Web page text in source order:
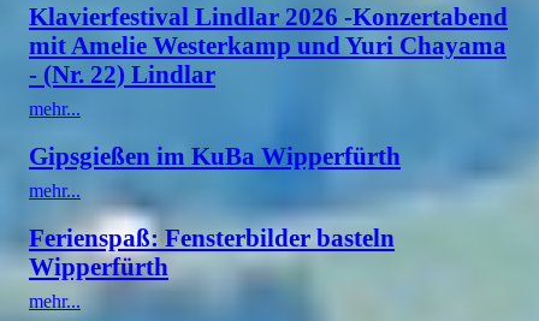
Klavierfestival Lindlar 2026 -Konzertabend
mit Amelie Westerkamp und Yuri Chayama
- (Nr. 22) Lindlar
mehr...
Gipsgießen im KuBa Wipperfürth
mehr...
Ferienspaß: Fensterbilder basteln
Wipperfürth
mehr...